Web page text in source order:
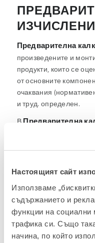
Настоящият сайт
Използваме
съдържанието и
функции на социални
трафика си. Също
начина, по който
Предварителна
произведените и
продукти, които се
от основните
очаквания
и труд. определен.
ВПредварителна
само определени
материали или
при изпълнението на
обобщавайки
дефинирането на
също така
Отделни изчисления